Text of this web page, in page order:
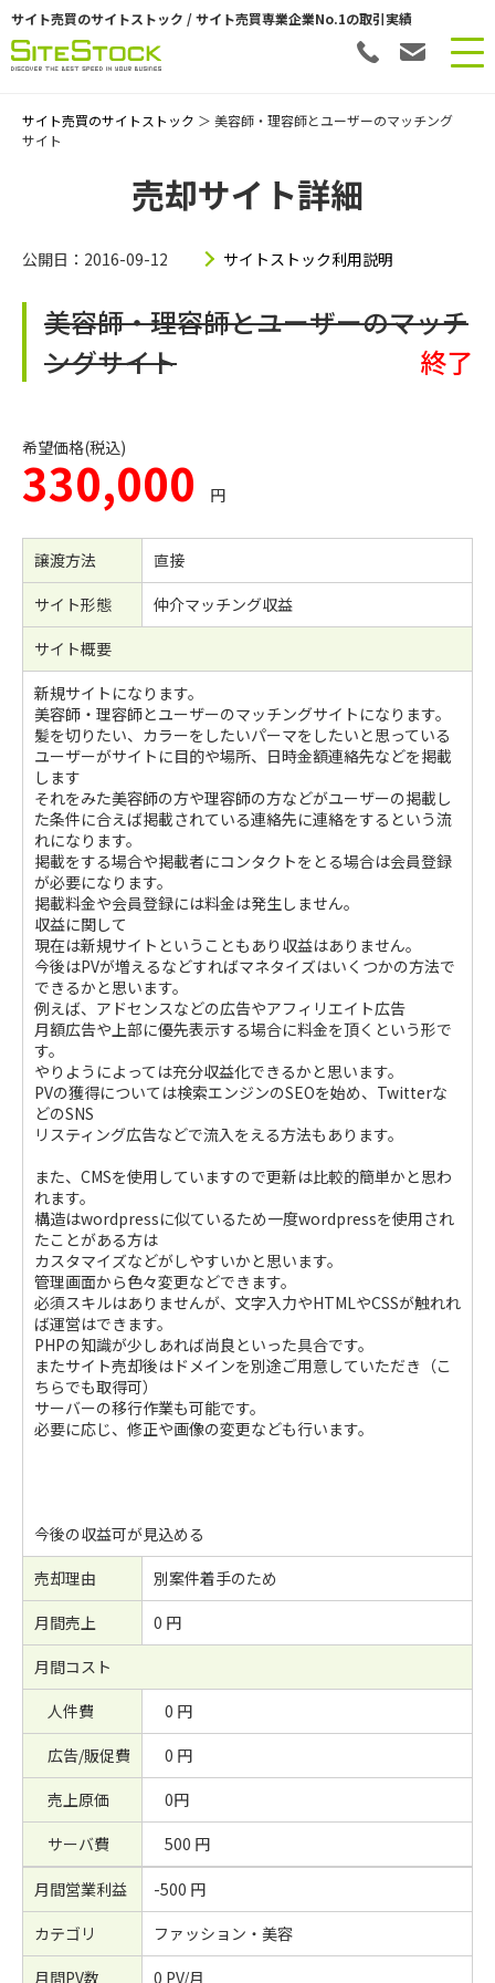
サイト売買のサイトストック / サイト売買専業企業No.1の取引実績
サイト売買のサイトストック ＞ 美容師・理容師とユーザーのマッチング
サイト
売却サイト詳細
公開日：2016-09-12 サイトストック利用説明
美容師・理容師とユーザーのマッチ
ングサイト
終了
希望価格(税込)
330,000 円
譲渡方法
直接
サイト形態
仲介マッチング収益
サイト概要
新規サイトになります。
美容師・理容師とユーザーのマッチングサイトになります。
髪を切りたい、カラーをしたいパーマをしたいと思っている
ユーザーがサイトに目的や場所、日時金額連絡先などを掲載
します
それをみた美容師の方や理容師の方などがユーザーの掲載し
た条件に合えば掲載されている連絡先に連絡をするという流
れになります。
掲載をする場合や掲載者にコンタクトをとる場合は会員登録
が必要になります。
掲載料金や会員登録には料金は発生しません。
収益に関して
現在は新規サイトということもあり収益はありません。
今後はPVが増えるなどすればマネタイズはいくつかの方法で
できるかと思います。
例えば、アドセンスなどの広告やアフィリエイト広告
月額広告や上部に優先表示する場合に料金を頂くという形で
す。
やりようによっては充分収益化できるかと思います。
PVの獲得については検索エンジンのSEOを始め、Twitterな
どのSNS
リスティング広告などで流入をえる方法もあります。
また、CMSを使用していますので更新は比較的簡単かと思わ
れます。
構造はwordpressに似ているため一度wordpressを使用され
たことがある方は
カスタマイズなどがしやすいかと思います。
管理画面から色々変更などできます。
必須スキルはありませんが、文字入力やHTMLやCSSが触れれ
ば運営はできます。
PHPの知識が少しあれば尚良といった具合です。
またサイト売却後はドメインを別途ご用意していただき（こ
ちらでも取得可）
サーバーの移行作業も可能です。
必要に応じ、修正や画像の変更なども行います。
今後の収益可が見込める
売却理由
別案件着手のため
月間売上
0 円
月間コスト
人件費
0 円
広告/販促費
0 円
売上原価
0円
サーバ費
500 円
月間営業利益
-500 円
カテゴリ
ファッション・美容
月間PV数
0 PV/月